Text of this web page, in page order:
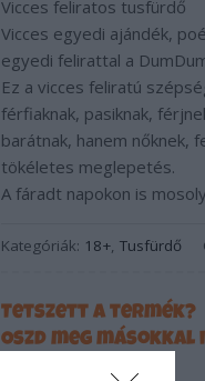
Vicces feliratos tusfürdő
Vicces egyedi ajándék,
egyedi felirattal a
Ez a vicces feliratú
férfiaknak, pasiknak,
barátnak, hanem nőknek,
tökéletes meglepetés.
A fáradt napokon is
Kategóriák: 18+, Tusfürdő
Tetszett a termék?
Oszd meg másokkal